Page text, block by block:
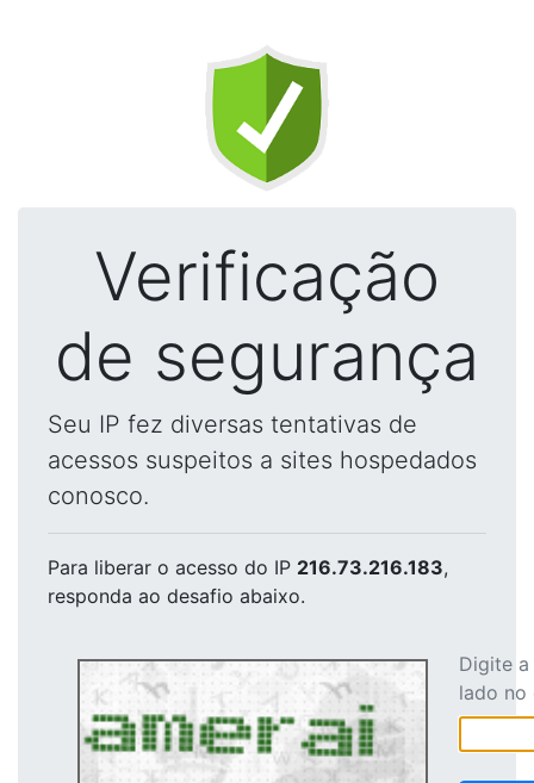
Verificação
de segurança
Seu IP fez diversas tentativas de
acessos suspeitos a sites hospedados
conosco.
Para liberar o acesso do IP 216.73.216.183,
responda ao desafio abaixo.
Digite
lado no